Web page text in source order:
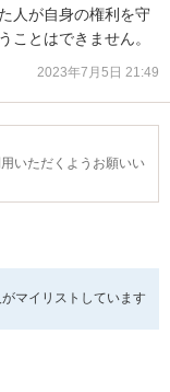
人が自身の権利を守
ことはできません。
2023年7月5日 21:49
いただくようお願いい
マイリストしています